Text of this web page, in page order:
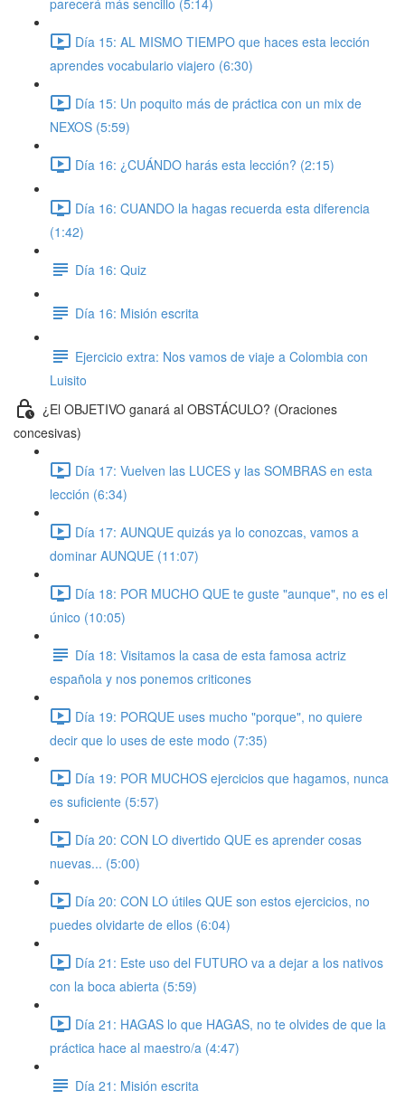
parecerá más sencillo (5:14)
Día 15: AL MISMO TIEMPO que haces esta lección
aprendes vocabulario viajero (6:30)
Día 15: Un poquito más de práctica con un mix de
NEXOS (5:59)
Día 16: ¿CUÁNDO harás esta lección? (2:15)
Día 16: CUANDO la hagas recuerda esta diferencia
(1:42)
Día 16: Quiz
Día 16: Misión escrita
Ejercicio extra: Nos vamos de viaje a Colombia con
Luisito
¿El OBJETIVO ganará al OBSTÁCULO? (Oraciones
concesivas)
Día 17: Vuelven las LUCES y las SOMBRAS en esta
lección (6:34)
Día 17: AUNQUE quizás ya lo conozcas, vamos a
dominar AUNQUE (11:07)
Día 18: POR MUCHO QUE te guste "aunque", no es el
único (10:05)
Día 18: Visitamos la casa de esta famosa actriz
española y nos ponemos criticones
Día 19: PORQUE uses mucho "porque", no quiere
decir que lo uses de este modo (7:35)
Día 19: POR MUCHOS ejercicios que hagamos, nunca
es suficiente (5:57)
Día 20: CON LO divertido QUE es aprender cosas
nuevas... (5:00)
Día 20: CON LO útiles QUE son estos ejercicios, no
puedes olvidarte de ellos (6:04)
Día 21: Este uso del FUTURO va a dejar a los nativos
con la boca abierta (5:59)
Día 21: HAGAS lo que HAGAS, no te olvides de que la
práctica hace al maestro/a (4:47)
Día 21: Misión escrita